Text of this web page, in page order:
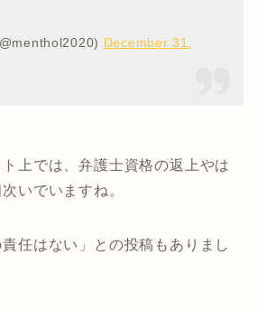
December 31,
上では、弁護士資格の返上やは
いでいますね。
任はない」との投稿もありまし